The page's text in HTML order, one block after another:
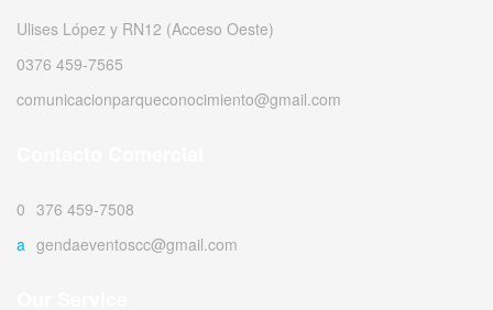
Ulises López y RN12 (Acceso Oeste)
0376 459-7565
comunicacionparqueconocimiento@gmail.com
0376 459-7508
agendaeventoscc@gmail.com